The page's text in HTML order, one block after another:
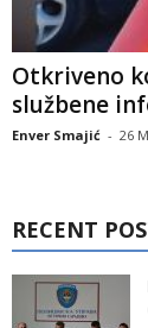
Otkriveno
službene
Enver Smajić - 26
RECENT